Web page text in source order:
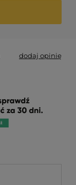
dodaj opinię